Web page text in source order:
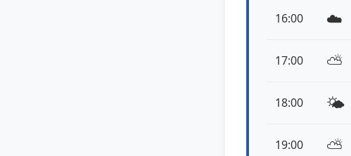
16:00 ☁️
17:00 ⛅️
18:00 🌤️
19:00 ⛅️